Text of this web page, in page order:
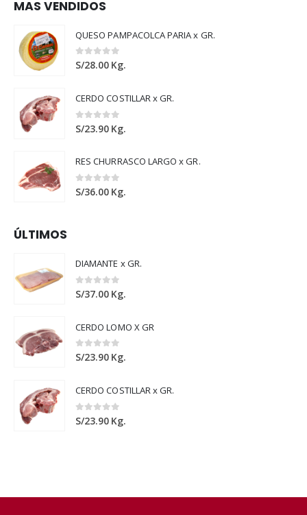
MAS VENDIDOS
QUESO PAMPACOLCA PARIA x GR.
0out of 5
S/28.00 Kg.
CERDO COSTILLAR x GR.
0out of 5
S/23.90 Kg.
RES CHURRASCO LARGO x GR.
0out of 5
S/36.00 Kg.
ÚLTIMOS
DIAMANTE x GR.
0out of 5
S/37.00 Kg.
CERDO LOMO X GR
0out of 5
S/23.90 Kg.
CERDO COSTILLAR x GR.
0out of 5
S/23.90 Kg.